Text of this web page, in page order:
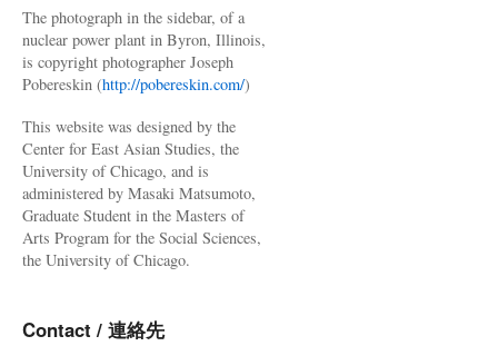
The photograph in the sidebar, of a
nuclear power plant in Byron, Illinois,
is copyright photographer Joseph
Pobereskin (http://pobereskin.com/)
This website was designed by the
Center for East Asian Studies, the
University of Chicago, and is
administered by Masaki Matsumoto,
Graduate Student in the Masters of
Arts Program for the Social Sciences,
the University of Chicago.
Contact / 連絡先